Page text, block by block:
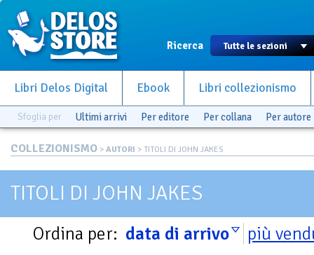
Ricerca
Libri Delos Digital Ebook Libri collezionismo
Sfoglia per Ultimi arrivi Per editore Per collana Per autore
COLLEZIONISMO > AUTORI > TITOLI DI JOHN JAKES
TITOLI DI JOHN JAKES
Ordina per: data di arrivo più